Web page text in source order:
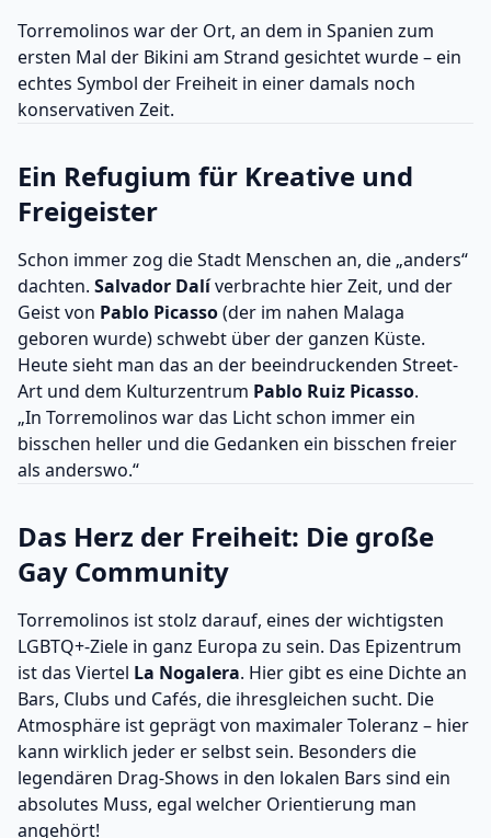
Torremolinos war der Ort, an dem in Spanien zum
ersten Mal der Bikini am Strand gesichtet wurde – ein
echtes Symbol der Freiheit in einer damals noch
konservativen Zeit.
Ein Refugium für Kreative und
Freigeister
Schon immer zog die Stadt Menschen an, die „anders“
dachten. Salvador Dalíverbrachte hier Zeit, und der
Geist von Pablo Picasso(der im nahen Malaga
geboren wurde) schwebt über der ganzen Küste.
Heute sieht man das an der beeindruckenden Street-
Art und dem Kulturzentrum Pablo Ruiz Picasso.
„In Torremolinos war das Licht schon immer ein
bisschen heller und die Gedanken ein bisschen freier
als anderswo.“
Das Herz der Freiheit: Die große
Gay Community
Torremolinos ist stolz darauf, eines der wichtigsten
LGBTQ+-Ziele in ganz Europa zu sein. Das Epizentrum
ist das Viertel La Nogalera. Hier gibt es eine Dichte an
Bars, Clubs und Cafés, die ihresgleichen sucht. Die
Atmosphäre ist geprägt von maximaler Toleranz – hier
kann wirklich jeder er selbst sein. Besonders die
legendären Drag-Shows in den lokalen Bars sind ein
absolutes Muss, egal welcher Orientierung man
angehört!